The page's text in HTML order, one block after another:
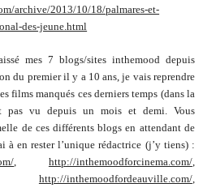
archive/2013/10/18/palmares-et-
des-jeune.html
mes 7 blogs/sites inthemood depuis
du premier il y a 10 ans, je vais reprendre
films manqués ces derniers temps (dans la
pas vu depuis un mois et demi. Vous
de ces différents blogs en attendant de
à en rester l’unique rédactrice (j’y tiens) :
, http://inthemoodforcinema.com/,
http://inthemoodfordeauville.com/,